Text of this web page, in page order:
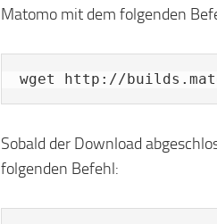
Matomo mit dem folgenden
wget http://
Sobald der Download
folgenden Befehl: